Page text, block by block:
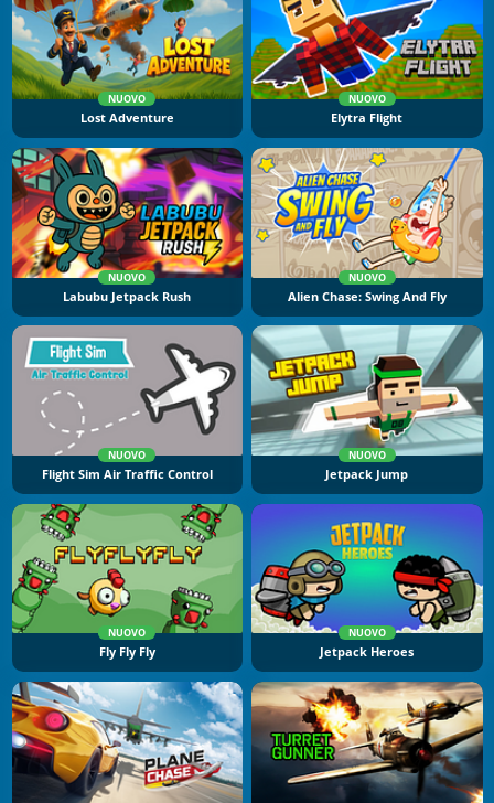
NUOVO
Lost Adventure
NUOVO
Elytra Flight
NUOVO
Labubu Jetpack Rush
NUOVO
Alien Chase: Swing And Fly
NUOVO
Flight Sim Air Traffic Control
NUOVO
Jetpack Jump
NUOVO
Fly Fly Fly
NUOVO
Jetpack Heroes